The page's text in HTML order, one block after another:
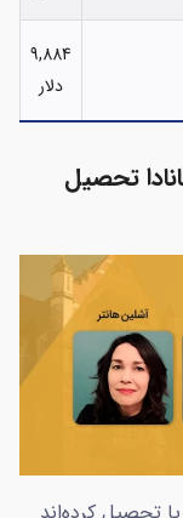
9,884
دلار
تحصیل